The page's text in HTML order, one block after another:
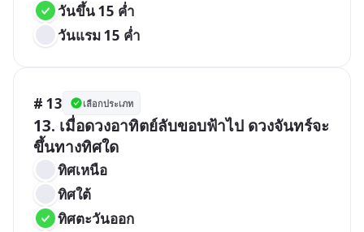
วันขึ้น 15 ค่ำ
วันแรม 15 ค่ำ
# 13 เลือกประเภท
13. เมื่อดวงอาทิตย์ลับขอบฟ้าไป ดวงจันทร์จะ
ขึ้นทางทิศใด
ทิศเหนือ
ทิศใต้
ทิศตะวันออก